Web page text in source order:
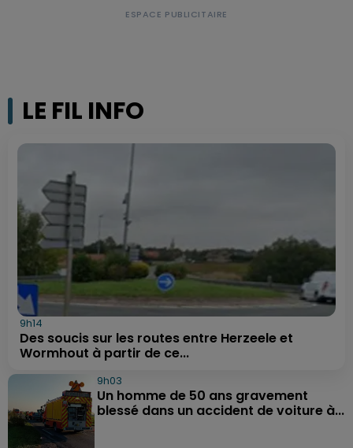
LE FIL INFO
9h14
Des soucis sur les routes entre Herzeele et
Wormhout à partir de ce...
9h03
Un homme de 50 ans gravement
blessé dans un accident de voiture à...